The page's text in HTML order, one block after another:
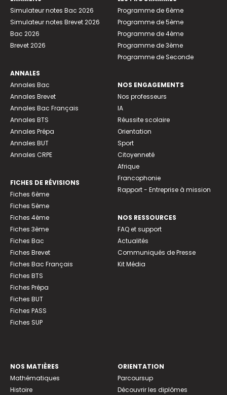
Simulateur notes Bac 2026
Simulateur notes Brevet 2026
Bac 2026
Brevet 2026
ANNALES
Annales Bac
Annales Brevet
Annales Bac Français
Annales BTS
Annales Prépa
Annales BUT
Annales CRPE
FICHES DE RÉVISIONS
Fiches 6ème
Fiches 5ème
Fiches 4ème
Fiches 3ème
Fiches Bac
Fiches Brevet
Fiches Bac Français
Fiches BTS
Fiches Prépa
Fiches BUT
Fiches PASS
Fiches SUP
Programme de 6ème
Programme de 5ème
Programme de 4ème
Programme de 3ème
Programme de Seconde
NOS ENGAGEMENTS
Nos professeurs
IA
Réussite scolaire
Orientation
Sport
Citoyenneté
Afrique
Francophonie
Rapport - Entreprise à mission
NOS RESSOURCES
FAQ et support
Actualités
Communiqués de Presse
Kit Média
NOS MATIÈRES
Mathématiques
Histoire
ORIENTATION
Parcoursup
Découvrir les diplômes